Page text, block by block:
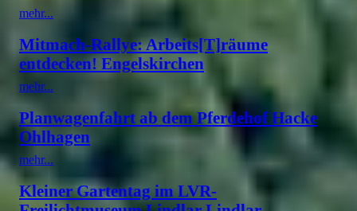
mehr...
Mitmach-Rallye: Arbeits[T]räume
entdecken! Engelskirchen
mehr...
Planwagenfahrt ab dem Pferdehof Hacke
Ohlhagen
mehr...
Kleiner Gartentag im LVR-